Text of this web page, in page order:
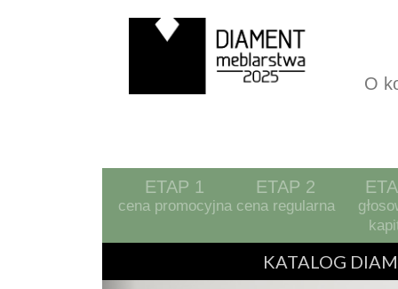
O
ETAP 1
cena promocyjna
ETAP 2
cena regularna
KATALOG